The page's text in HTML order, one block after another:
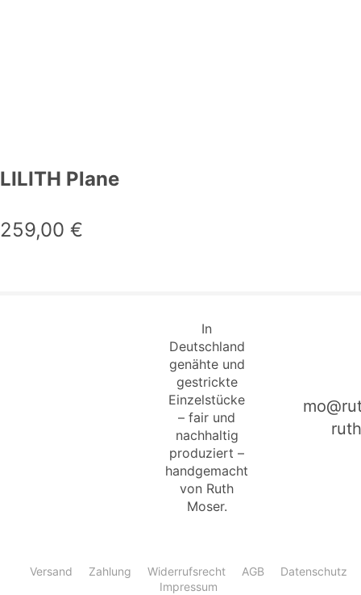
LILITH Plane
259,00 €
In
Deutschland
genähte und
gestrickte
Einzelstücke
– fair und
nachhaltig
produziert –
handgemacht
von Ruth
Moser.
Versand Zahlung Widerrufsrecht AGB
Datenschutz
Impressum